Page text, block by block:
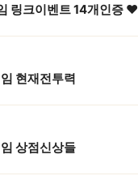
링크이벤트 14개인증 ♥
현재전투력
상점신상들